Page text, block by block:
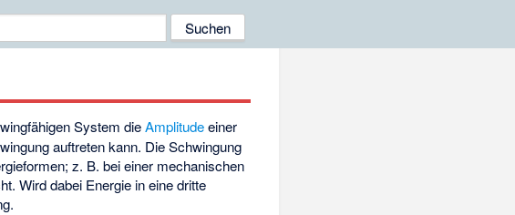
System dieAmplitudeeiner
auftreten kann. Die Schwingung
z. B. bei einer mechanischen
Wird dabei Energie in eine dritte